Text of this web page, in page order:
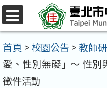
跳
至
主
要
內
首頁 >校園公告 >教師
愛、性別無礙」～ 性別
徵件活動
選
單